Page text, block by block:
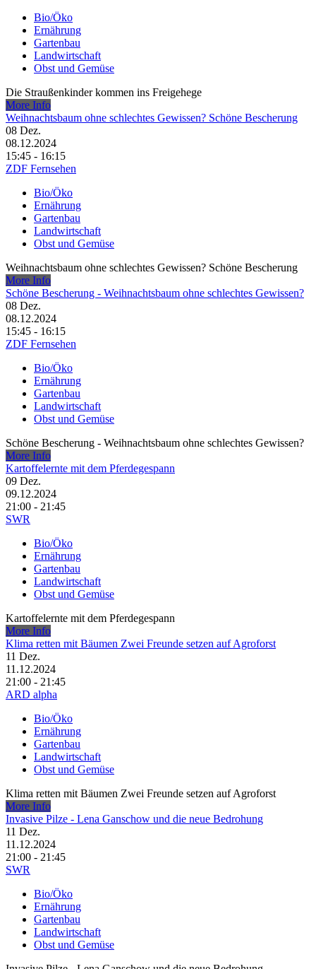
Bio/Öko
Ernährung
Gartenbau
Landwirtschaft
Obst und Gemüse
Die Straußenkinder kommen ins Freigehege
More Info
Weihnachtsbaum ohne schlechtes Gewissen? Schöne Bescherung
08 Dez.
08.12.2024
15:45 - 16:15
ZDF Fernsehen
Bio/Öko
Ernährung
Gartenbau
Landwirtschaft
Obst und Gemüse
Weihnachtsbaum ohne schlechtes Gewissen? Schöne Bescherung
More Info
Schöne Bescherung - Weihnachtsbaum ohne schlechtes Gewissen?
08 Dez.
08.12.2024
15:45 - 16:15
ZDF Fernsehen
Bio/Öko
Ernährung
Gartenbau
Landwirtschaft
Obst und Gemüse
Schöne Bescherung - Weihnachtsbaum ohne schlechtes Gewissen?
More Info
Kartoffelernte mit dem Pferdegespann
09 Dez.
09.12.2024
21:00 - 21:45
SWR
Bio/Öko
Ernährung
Gartenbau
Landwirtschaft
Obst und Gemüse
Kartoffelernte mit dem Pferdegespann
More Info
Klima retten mit Bäumen Zwei Freunde setzen auf Agroforst
11 Dez.
11.12.2024
21:00 - 21:45
ARD alpha
Bio/Öko
Ernährung
Gartenbau
Landwirtschaft
Obst und Gemüse
Klima retten mit Bäumen Zwei Freunde setzen auf Agroforst
More Info
Invasive Pilze - Lena Ganschow und die neue Bedrohung
11 Dez.
11.12.2024
21:00 - 21:45
SWR
Bio/Öko
Ernährung
Gartenbau
Landwirtschaft
Obst und Gemüse